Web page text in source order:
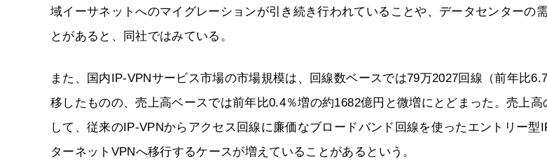
域イーサネットへのマイグレーションが引き続き行われていることや、データセンターの
とがあると、同社ではみている。
また、国内IP-VPNサービス市場の市場規模は、回線数ベースでは79万2027回線（前年比
移したものの、売上高ベースでは前年比0.4％増の約1682億円と微増にとどまった。売上高
して、従来のIP-VPNからアクセス回線に廉価なブロードバンド回線を使ったエントリー型
ターネットVPNへ移行するケースが増えていることがあるという。